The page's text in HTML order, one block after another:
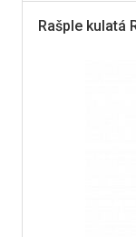
Rašple kulatá